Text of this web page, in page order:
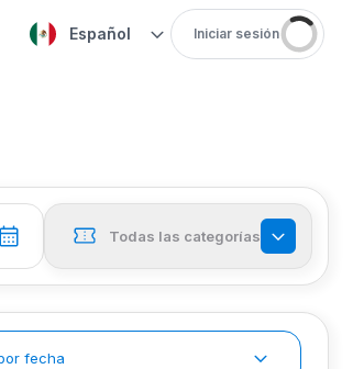
Español Iniciar sesión
Todas las categorías
fecha